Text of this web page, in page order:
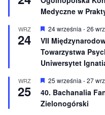
r
ó
n
i
o
n
e
Medyczne w
WRZ
24
W
y
r
ó
ż
n
i
o
n
e
24 września -26
VII
Towarzystwa
Uniwersytet
WRZ
25
W
r
ó
25 września -27
40. Bachanalia
Zielonogórski